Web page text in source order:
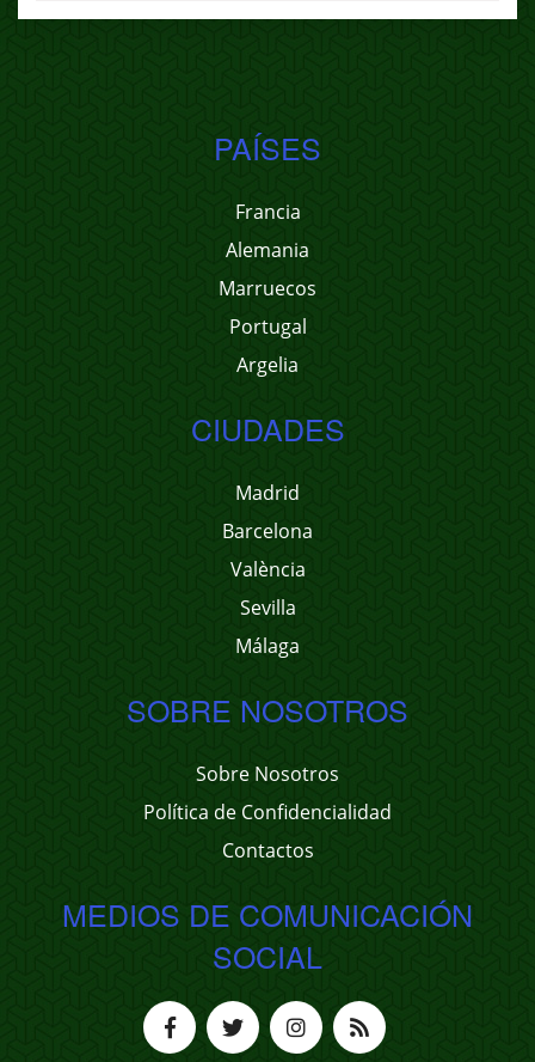
PAÍSES
Francia
Alemania
Marruecos
Portugal
Argelia
CIUDADES
Madrid
Barcelona
València
Sevilla
Málaga
SOBRE NOSOTROS
Sobre Nosotros
Política de Confidencialidad
Contactos
MEDIOS DE COMUNICACIÓN
SOCIAL